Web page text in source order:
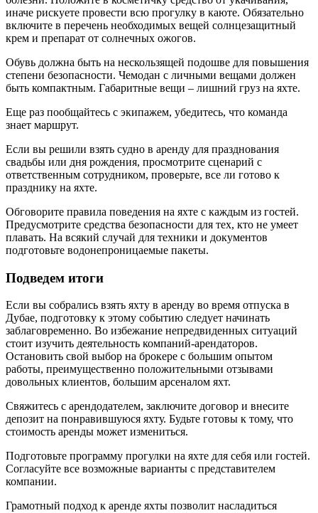
иначе рискуете провести всю прогулку в каюте. Обязательно
включите в перечень необходимых вещей солнцезащитный
крем и препарат от солнечных ожогов.
Обувь должна быть на нескользящей подошве для повышения
степени безопасности. Чемодан с личными вещами должен
быть компактным. Габаритные вещи – лишний груз на яхте.
Еще раз пообщайтесь с экипажем, убедитесь, что команда
знает маршрут.
Если вы решили взять судно в аренду для празднования
свадьбы или дня рождения, просмотрите сценарий с
ответственным сотрудником, проверьте, все ли готово к
празднику на яхте.
Обговорите правила поведения на яхте с каждым из гостей.
Предусмотрите средства безопасности для тех, кто не умеет
плавать. На всякий случай для техники и документов
подготовьте водонепроницаемые пакеты.
Подведем итоги
Если вы собрались взять яхту в аренду во время отпуска в
Дубае, подготовку к этому событию следует начинать
заблаговременно. Во избежание непредвиденных ситуаций
стоит изучить деятельность компаний-арендаторов.
Остановить свой выбор на брокере с большим опытом
работы, преимущественно положительными отзывами
довольных клиентов, большим арсеналом яхт.
Свяжитесь с арендодателем, заключите договор и внесите
депозит на понравившуюся яхту. Будьте готовы к тому, что
стоимость аренды может измениться.
Подготовьте программу прогулки на яхте для себя или гостей.
Согласуйте все возможные варианты с представителем
компании.
Грамотный подход к аренде яхты позволит насладиться